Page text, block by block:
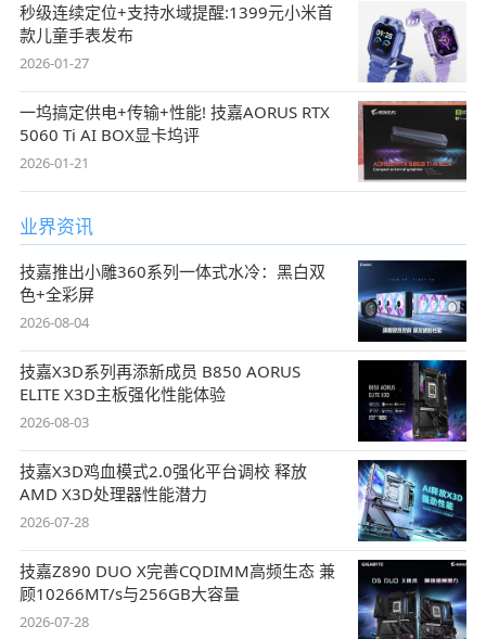
秒级连续定位+支持水域提醒:1399元小米首
款儿童手表发布
2026-01-27
一坞搞定供电+传输+性能! 技嘉AORUS RTX
5060 Ti AI BOX显卡坞评
2026-01-21
业界资讯
技嘉推出小雕360系列一体式水冷：黑白双
色+全彩屏
2026-08-04
技嘉X3D系列再添新成员 B850 AORUS
ELITE X3D主板强化性能体验
2026-08-03
技嘉X3D鸡血模式2.0强化平台调校 释放
AMD X3D处理器性能潜力
2026-07-28
技嘉Z890 DUO X完善CQDIMM高频生态 兼
顾10266MT/s与256GB大容量
2026-07-28